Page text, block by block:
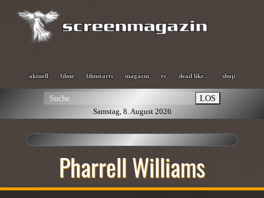
aktuell filme filmstarts magazin tv dead like… shop
LOS
Samstag, 8. August 2026
Pharrell Williams